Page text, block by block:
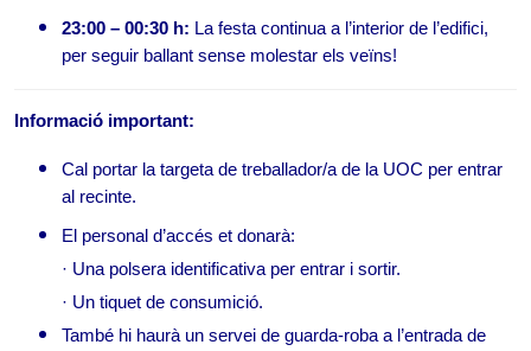
23:00 – 00:30 h: La festa continua a l’interior de l’edifici,
per seguir ballant sense molestar els veïns!
Informació important:
Cal portar la targeta de treballador/a de la UOC per entrar
al recinte.
El personal d’accés et donarà:
· Una polsera identificativa per entrar i sortir.
· Un tiquet de consumició.
També hi haurà un servei de guarda-roba a l’entrada de